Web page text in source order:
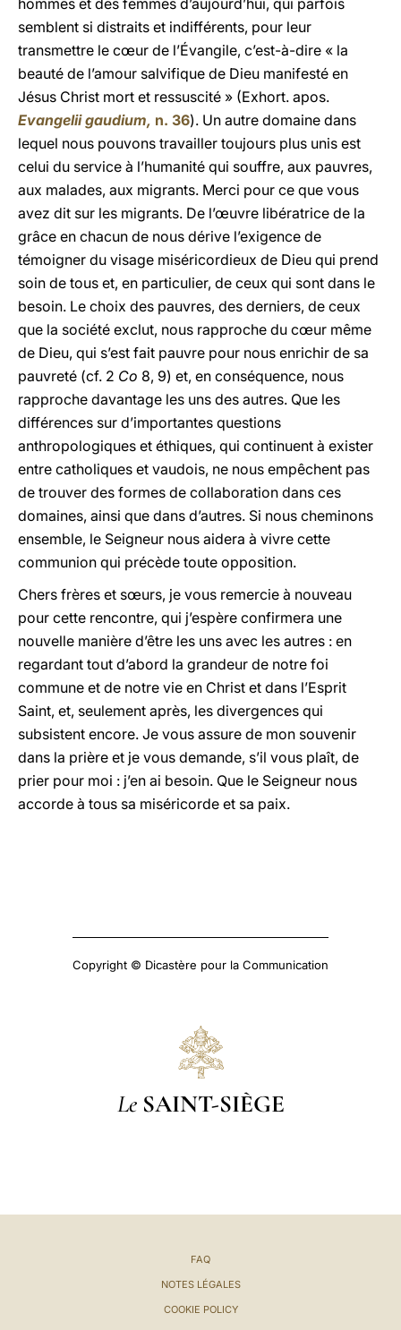
hommes et des femmes d’aujourd’hui, qui parfois
semblent si distraits et indifférents, pour leur
transmettre le cœur de l’Évangile, c’est-à-dire « la
beauté de l’amour salvifique de Dieu manifesté en
Jésus Christ mort et ressuscité » (Exhort. apos.
Evangelii gaudium, n. 36). Un autre domaine dans
lequel nous pouvons travailler toujours plus unis est
celui du service à l’humanité qui souffre, aux pauvres,
aux malades, aux migrants. Merci pour ce que vous
avez dit sur les migrants. De l’œuvre libératrice de la
grâce en chacun de nous dérive l’exigence de
témoigner du visage miséricordieux de Dieu qui prend
soin de tous et, en particulier, de ceux qui sont dans le
besoin. Le choix des pauvres, des derniers, de ceux
que la société exclut, nous rapproche du cœur même
de Dieu, qui s’est fait pauvre pour nous enrichir de sa
pauvreté (cf. 2 Co 8, 9) et, en conséquence, nous
rapproche davantage les uns des autres. Que les
différences sur d’importantes questions
anthropologiques et éthiques, qui continuent à exister
entre catholiques et vaudois, ne nous empêchent pas
de trouver des formes de collaboration dans ces
domaines, ainsi que dans d’autres. Si nous cheminons
ensemble, le Seigneur nous aidera à vivre cette
communion qui précède toute opposition.
Chers frères et sœurs, je vous remercie à nouveau
pour cette rencontre, qui j’espère confirmera une
nouvelle manière d’être les uns avec les autres : en
regardant tout d’abord la grandeur de notre foi
commune et de notre vie en Christ et dans l’Esprit
Saint, et, seulement après, les divergences qui
subsistent encore. Je vous assure de mon souvenir
dans la prière et je vous demande, s’il vous plaît, de
prier pour moi : j’en ai besoin. Que le Seigneur nous
accorde à tous sa miséricorde et sa paix.
Copyright © Dicastère pour la Communication
Le SAINT-SIÈGE
FAQ
NOTES LÉGALES
COOKIE POLICY